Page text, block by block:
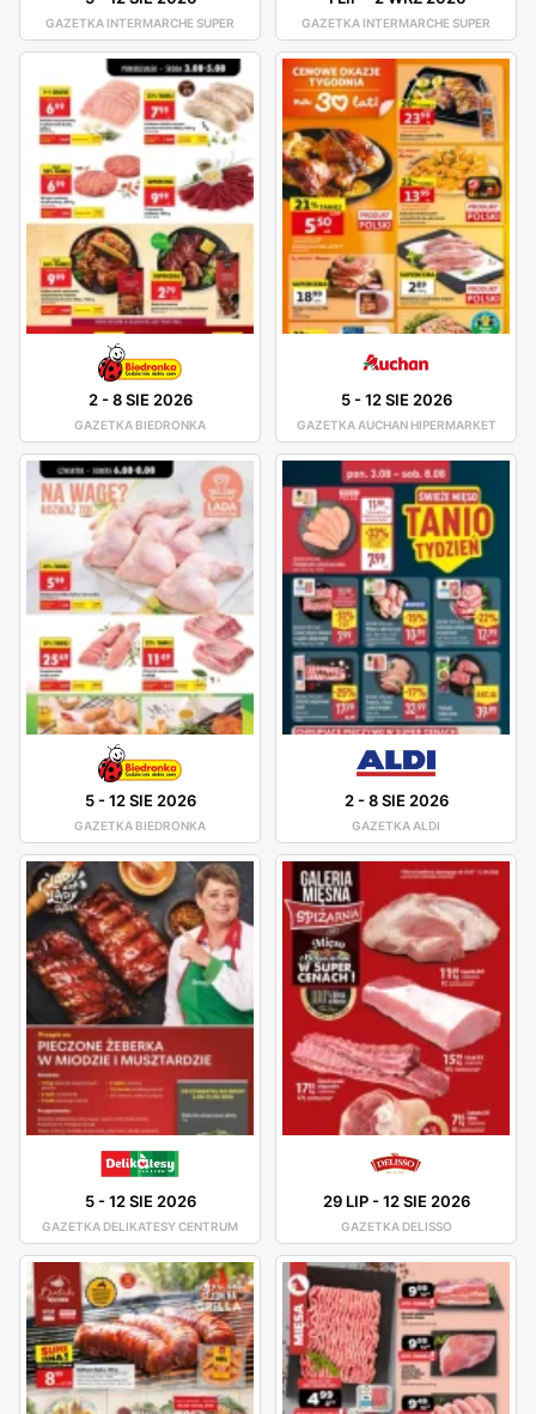
GAZETKA INTERMARCHE SUPER GAZETKA INTERMARCHE SUPER
2-8 SIE 2026
GAZETKA BIEDRONKA
5-12 SIE 2026
GAZETKA AUCHAN HIPERMARKET
5-12 SIE 2026
GAZETKA BIEDRONKA
2-8 SIE 2026
GAZETKA ALDI
5-12 SIE 2026
GAZETKA DELIKATESY CENTRUM
29 LIP-12 SIE 2026
GAZETKA DELISSO